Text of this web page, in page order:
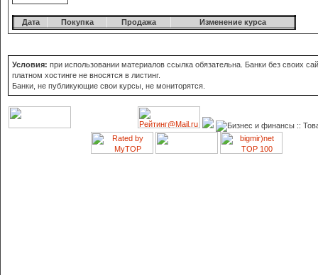
Дата Покупка Продажа Изменение курса
Условия: при использовании материалов ссылка обязательна. Банки без своих
платном хостинге не вносятся в листинг.
Банки, не публикующие свои курсы, не мониторятся.